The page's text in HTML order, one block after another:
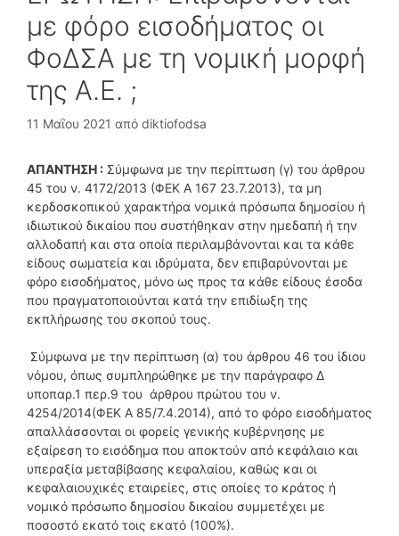
με φόρο εισοδήματος οι
ΦοΔΣΑ με τη νομική μορφή
της Α.Ε. ;
11 Μαΐου 2021 από diktiofodsa
ΑΠΑΝΤΗΣΗ : Σύμφωνα με την περίπτωση (γ) του άρθρου
45 του ν. 4172/2013 (ΦΕΚ Α 167 23.7.2013), τα μη
κερδοσκοπικού χαρακτήρα νομικά πρόσωπα δημοσίου ή
ιδιωτικού δικαίου που συστήθηκαν στην ημεδαπή ή την
αλλοδαπή και στα οποία περιλαμβάνονται και τα κάθε
είδους σωματεία και ιδρύματα, δεν επιβαρύνονται με
φόρο εισοδήματος, μόνο ως προς τα κάθε είδους έσοδα
που πραγματοποιούνται κατά την επιδίωξη της
εκπλήρωσης του σκοπού τους.
Σύμφωνα με την περίπτωση (α) του άρθρου 46 του ίδιου
νόμου, όπως συμπληρώθηκε με την παράγραφο Δ
υποπαρ.1 περ.9 του άρθρου πρώτου του ν.
4254/2014(ΦΕΚ Α 85/7.4.2014), από το φόρο εισοδήματος
απαλλάσσονται οι φορείς γενικής κυβέρνησης με
εξαίρεση το εισόδημα που αποκτούν από κεφάλαιο και
υπεραξία μεταβίβασης κεφαλαίου, καθώς και οι
κεφαλαιουχικές εταιρείες, στις οποίες το κράτος ή
νομικό πρόσωπο δημοσίου δικαίου συμμετέχει με
ποσοστό εκατό τοις εκατό (100%).